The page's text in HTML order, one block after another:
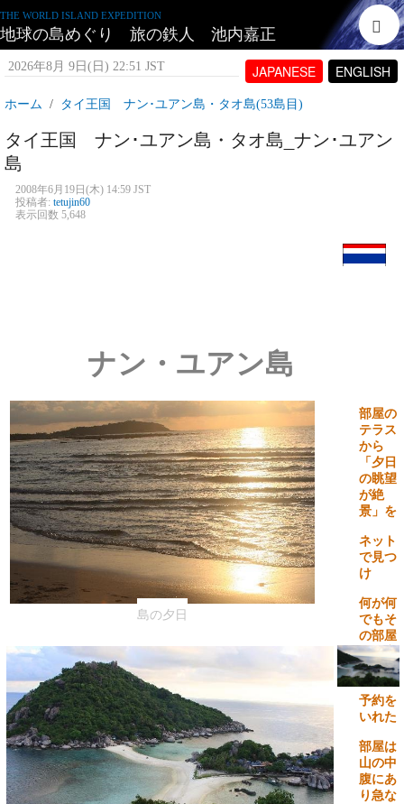
THE WORLD ISLAND EXPEDITION
地球の島めぐり 旅の鉄人 池内嘉正
JAPANESE ENGLISH
2026年8月 9日(日) 22:51 JST
ホーム タイ王国 ナン･ユアン島・タオ島(53島目)
タイ王国 ナン･ユアン島・タオ島_ナン･ユアン
島
2008年6月19日(木) 14:59 JST
投稿者: tetujin60
表示回数 5,648
島の夕日
部屋の
テラス
から
「夕日
の眺望
が絶
景」を
ネット
で見つ
け
何が何
でもそ
の部屋
を指定
して
予約を
いれた
部屋は
山の中
腹にあ
り急な
ナン・ユアン島